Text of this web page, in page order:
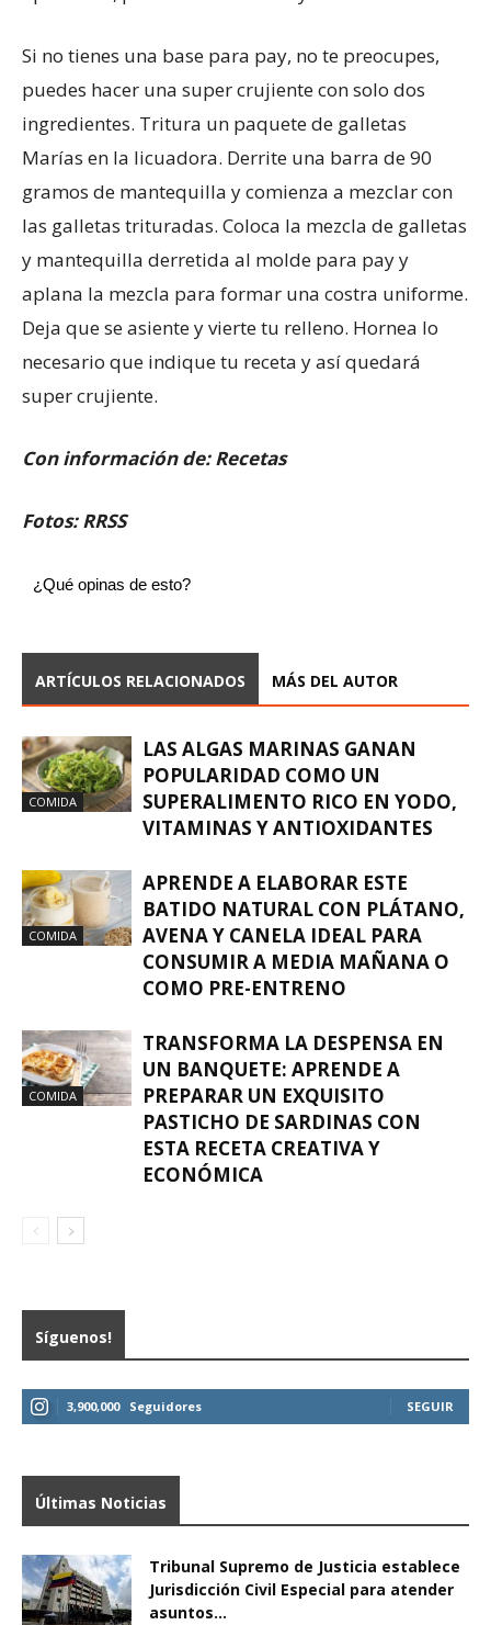
Si no tienes una base para pay, no te preocupes,
puedes hacer una super crujiente con solo dos
ingredientes. Tritura un paquete de galletas
Marías en la licuadora. Derrite una barra de 90
gramos de mantequilla y comienza a mezclar con
las galletas trituradas. Coloca la mezcla de galletas
y mantequilla derretida al molde para pay y
aplana la mezcla para formar una costra uniforme.
Deja que se asiente y vierte tu relleno. Hornea lo
necesario que indique tu receta y así quedará
super crujiente.
Con información de: Recetas
Fotos: RRSS
¿Qué opinas de esto?
ARTÍCULOS RELACIONADOS MÁS DEL AUTOR
COMIDA
LAS ALGAS MARINAS GANAN
POPULARIDAD COMO UN
SUPERALIMENTO RICO EN YODO,
VITAMINAS Y ANTIOXIDANTES
COMIDA
APRENDE A ELABORAR ESTE
BATIDO NATURAL CON PLÁTANO,
AVENA Y CANELA IDEAL PARA
CONSUMIR A MEDIA MAÑANA O
COMO PRE-ENTRENO
COMIDA
TRANSFORMA LA DESPENSA EN
UN BANQUETE: APRENDE A
PREPARAR UN EXQUISITO
PASTICHO DE SARDINAS CON
ESTA RECETA CREATIVA Y
ECONÓMICA
Síguenos!
3,900,000 Seguidores SEGUIR
Últimas Noticias
Tribunal Supremo de Justicia establece
Jurisdicción Civil Especial para atender
asuntos...